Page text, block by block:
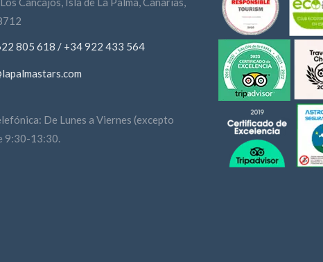
805 618 / +34 922 433 564
De Lunes a Viernes (excepto
9:30-13:30.